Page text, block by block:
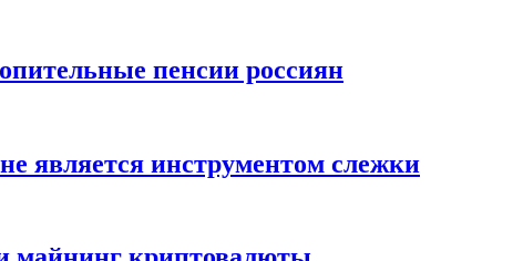
пенсии россиян
является инструментом слежки